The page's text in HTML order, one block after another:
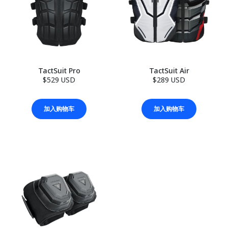
TactSuit Pro
$529 USD
加入购物车
TactSuit Air
$289 USD
加入购物车